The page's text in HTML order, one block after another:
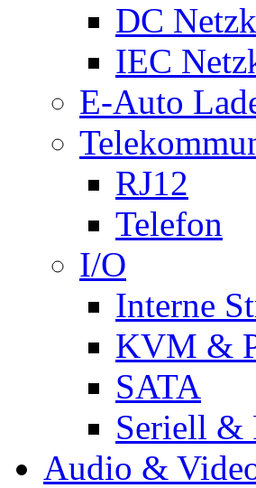
DC
IEC
E-Auto
RJ12
Telefon
I/O
Interne
KVM &
SATA
Seriell &
Audio &